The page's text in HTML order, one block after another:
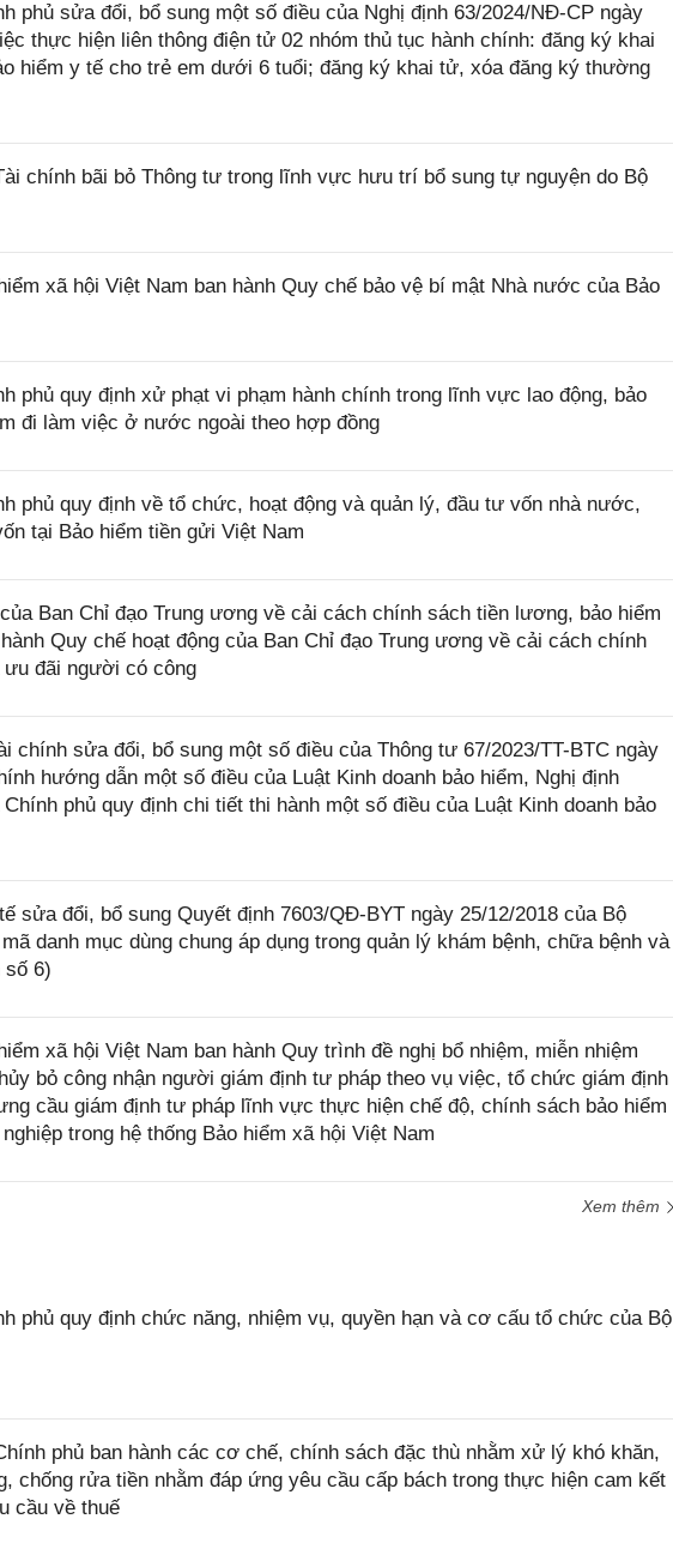
phủ sửa đổi, bổ sung một số điều của Nghị định 63/2024/NĐ-CP ngày
thực hiện liên thông điện tử 02 nhóm thủ tục hành chính: đăng ký khai
hiểm y tế cho trẻ em dưới 6 tuổi; đăng ký khai tử, xóa đăng ký thường
chính bãi bỏ Thông tư trong lĩnh vực hưu trí bổ sung tự nguyện do Bộ
xã hội Việt Nam ban hành Quy chế bảo vệ bí mật Nhà nước của Bảo
phủ quy định xử phạt vi phạm hành chính trong lĩnh vực lao động, bảo
đi làm việc ở nước ngoài theo hợp đồng
phủ quy định về tổ chức, hoạt động và quản lý, đầu tư vốn nhà nước,
tại Bảo hiểm tiền gửi Việt Nam
Ban Chỉ đạo Trung ương về cải cách chính sách tiền lương, bảo hiểm
Quy chế hoạt động của Ban Chỉ đạo Trung ương về cải cách chính
đãi người có công
chính sửa đổi, bổ sung một số điều của Thông tư 67/2023/TT-BTC ngày
hướng dẫn một số điều của Luật Kinh doanh bảo hiểm, Nghị định
phủ quy định chi tiết thi hành một số điều của Luật Kinh doanh bảo
sửa đổi, bổ sung Quyết định 7603/QĐ-BYT ngày 25/12/2018 của Bộ
danh mục dùng chung áp dụng trong quản lý khám bệnh, chữa bệnh và
số 6)
xã hội Việt Nam ban hành Quy trình đề nghị bổ nhiệm, miễn nhiệm
bỏ công nhận người giám định tư pháp theo vụ việc, tổ chức giám định
cầu giám định tư pháp lĩnh vực thực hiện chế độ, chính sách bảo hiểm
trong hệ thống Bảo hiểm xã hội Việt Nam
Xem thêm
phủ quy định chức năng, nhiệm vụ, quyền hạn và cơ cấu tổ chức của Bộ
phủ ban hành các cơ chế, chính sách đặc thù nhằm xử lý khó khăn,
chống rửa tiền nhằm đáp ứng yêu cầu cấp bách trong thực hiện cam kết
cầu về thuế